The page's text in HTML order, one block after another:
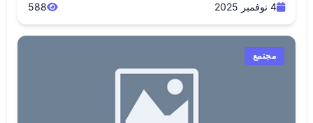
4 نوفمبر 2025 588
مجتمع